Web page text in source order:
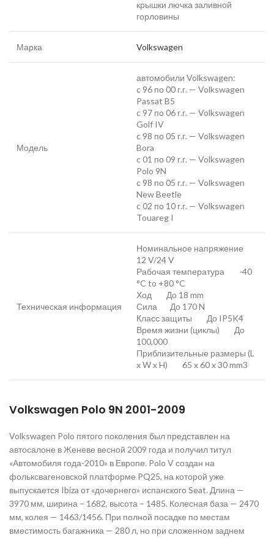
крышки лючка заливной
горловины
Марка Volkswagen
Модель
автомобили Volkswagen:
c 96 по 00 г.г. — Volkswagen
Passat B5
c 97 по 06 г.г. — Volkswagen
Golf IV
c 98 по 05 г.г. — Volkswagen
Bora
c 01 по 09 г.г. — Volkswagen
Polo 9N
c 98 по 05 г.г. — Volkswagen
New Beetle
c 02 по 10 г.г. — Volkswagen
Touareg I
Техническая информация
Номинальное напряжение
12 V/24 V
Рабочая температура -40
°C to +80 °C
Ход До 18 mm
Сила До 170 N
Класс защиты До IP5K4
Время жизни (циклы) До
100,000
Приблизительные размеры (L
x W x H) 65 x 60 x 30 mm3
Volkswagen Polo 9N 2001-2009
Volkswagen Polo пятого поколения был представлен на
автосалоне в Женеве весной 2009 года и получил титул
«Автомобиля года-2010» в Европе. Polo V создан на
фольксвагеновской платформе PQ25, на которой уже
выпускается Ibiza от «дочернего» испанского Seat. Длина —
3970 мм, ширина – 1682, высота – 1485. Колесная база — 2470
мм, колея — 1463/1456. При полной посадке по местам
вместимость багажника — 280 л, но при сложенном заднем